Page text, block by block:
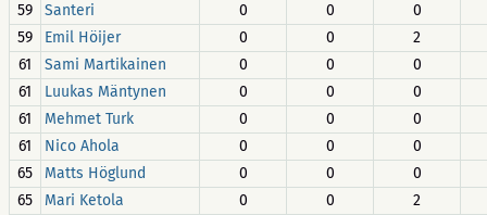
59
Santeri 0 0
0
59
Emil Höijer 0 0
2
61
Sami Martikainen 0 0
0
61
Luukas Mäntynen 0 0
0
61
Mehmet Turk 0 0
0
61
Nico Ahola 0 0
0
65
Matts Höglund 0 0
0
65
Mari Ketola 0 0
2